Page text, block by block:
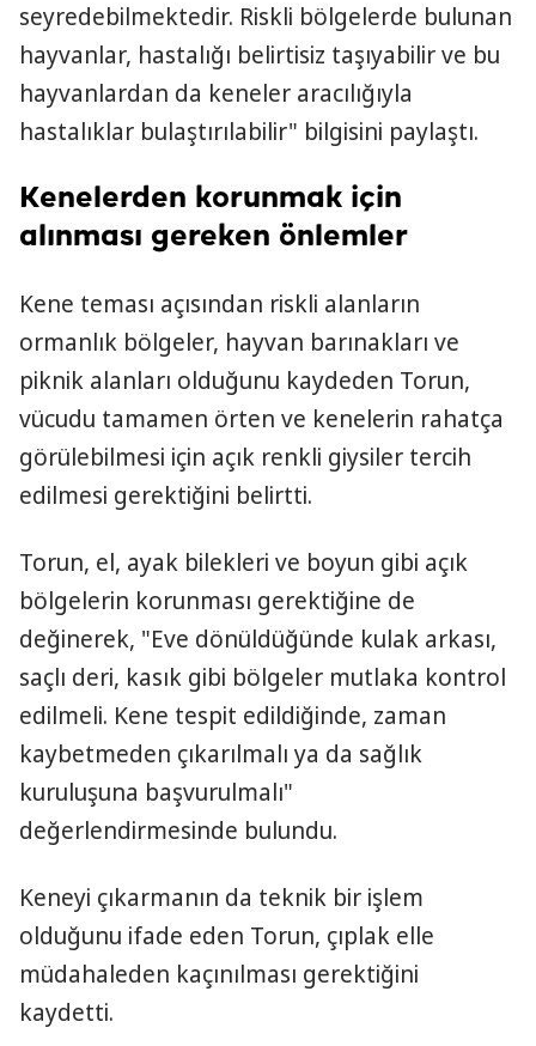
seyredebilmektedir. Riskli bölgelerde bulunan
hayvanlar, hastalığı belirtisiz taşıyabilir ve bu
hayvanlardan da keneler aracılığıyla
hastalıklar bulaştırılabilir" bilgisini paylaştı.
Kenelerden korunmak için
alınması gereken önlemler
Kene teması açısından riskli alanların
ormanlık bölgeler, hayvan barınakları ve
piknik alanları olduğunu kaydeden Torun,
vücudu tamamen örten ve kenelerin rahatça
görülebilmesi için açık renkli giysiler tercih
edilmesi gerektiğini belirtti.
Torun, el, ayak bilekleri ve boyun gibi açık
bölgelerin korunması gerektiğine de
değinerek, "Eve dönüldüğünde kulak arkası,
saçlı deri, kasık gibi bölgeler mutlaka kontrol
edilmeli. Kene tespit edildiğinde, zaman
kaybetmeden çıkarılmalı ya da sağlık
kuruluşuna başvurulmalı"
değerlendirmesinde bulundu.
Keneyi çıkarmanın da teknik bir işlem
olduğunu ifade eden Torun, çıplak elle
müdahaleden kaçınılması gerektiğini
kaydetti.